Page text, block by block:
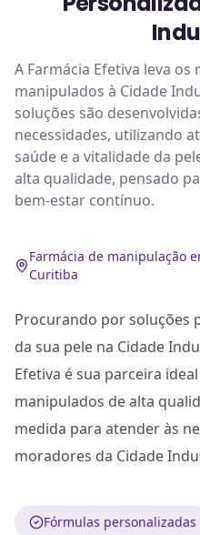
A Farmácia Efetiva leva
manipulados à Cidade
soluções são
necessidades, utilizando
saúde e a vitalidade da
alta qualidade, pensado
bem-estar contínuo.
Farmácia de manipulação
Curitiba
Procurando por soluções
da sua pele na Cidade
Efetiva é sua parceira
manipulados de alta
medida para atender às
moradores da Cidade
Fórmulas personalizadas